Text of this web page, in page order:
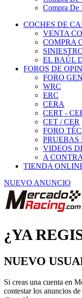
COCHES DE
VENTA
COMPRA
EL BAÚL
FOROS DE
FORO
WRC
ERC
CERA
CERT -
CET / CER
FORO
PRUEBAS
VIDEOS
A
TIENDA
NUEVO ANUNCIO
contestar los anuncios
discusión.